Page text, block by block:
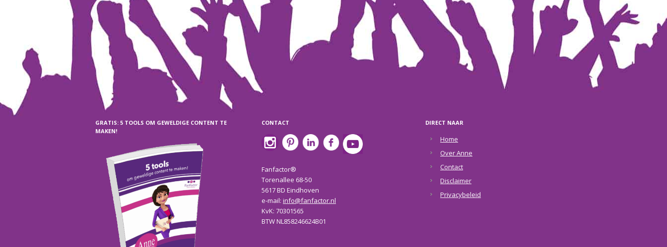
GRATIS: 5 TOOLS OM GEWELDIGE CONTENT TE
MAKEN!
CONTACT
Fanfactor®
Torenallee 68-50
5617 BD Eindhoven
e-mail: info@fanfactor.nl
KvK: 70301565
BTW NL858246624B01
DIRECT NAAR
Home
Over Anne
Contact
Disclaimer
Privacybeleid